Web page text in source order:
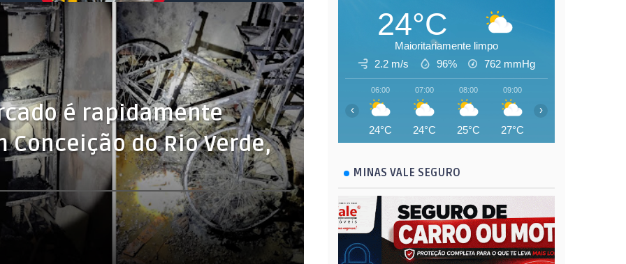
é rapidamente
do Rio Verde,
24°C
Maioritariamente limpo
2.2 m/s
96% 762 mmHg
06:00
24°C
07:00
24°C
08:00
25°C
09:00
27°C
‹ ›
MINAS VALE SEGURO